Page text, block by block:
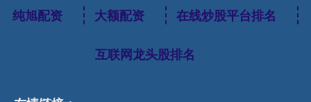
纯旭配资 大额配资 在线炒股平台排名
互联网龙头股排名